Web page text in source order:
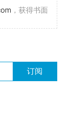
，获得书面
订阅